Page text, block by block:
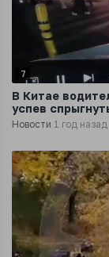
7
В Китае
успев
оживленную
Новости 1 год назад